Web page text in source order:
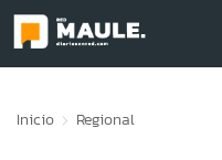
Inicio Regional